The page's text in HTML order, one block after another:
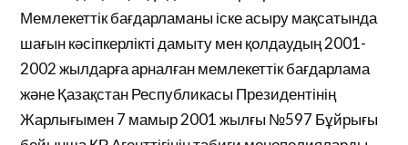
Мемлекеттік бағдарламаны іске асыру мақсатында
шағын кәсіпкерлікті дамыту мен қолдаудың 2001-
2002 жылдарға арналған мемлекеттік бағдарлама
және Қазақстан Республикасы Президентінің
Жарлығымен 7 мамыр 2001 жылғы №597 Бұйрығы